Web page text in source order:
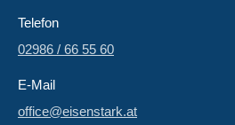
Telefon
02986 / 66 55 60
E-Mail
office@eisenstark.at